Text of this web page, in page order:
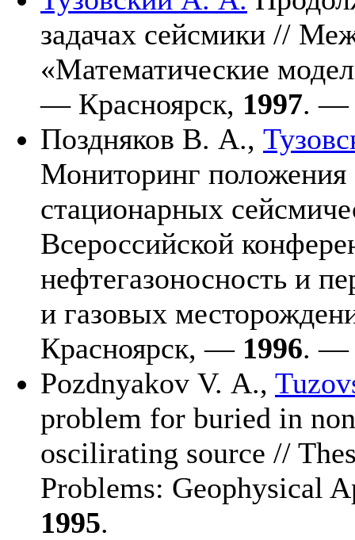
задачах сейсмики //
«Математические
— Красноярск, 1997. —
Поздняков В. А.,
Монитоpинг положения
стационаpных
Всеpоссийской
нефтегазоносность и
и газовых
Кpаснояpск, — 1996. —
Pozdnyakov V. A.,
problem for buried in
oscilirating source //
Problems: Geophysical
1995.